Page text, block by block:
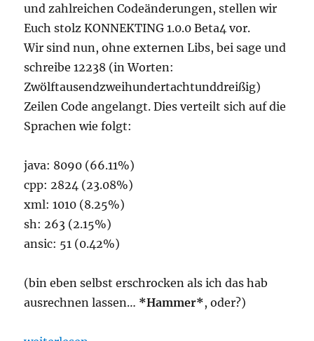
und zahlreichen Codeänderungen, stellen wir
Euch stolz KONNEKTING 1.0.0 Beta4 vor.
Wir sind nun, ohne externen Libs, bei sage und
schreibe 12238 (in Worten:
Zwölftausendzweihundertachtunddreißig)
Zeilen Code angelangt. Dies verteilt sich auf die
Sprachen wie folgt:
java: 8090 (66.11%)
cpp: 2824 (23.08%)
xml: 1010 (8.25%)
sh: 263 (2.15%)
ansic: 51 (0.42%)
(bin eben selbst erschrocken als ich das hab
ausrechnen lassen… *Hammer*, oder?)